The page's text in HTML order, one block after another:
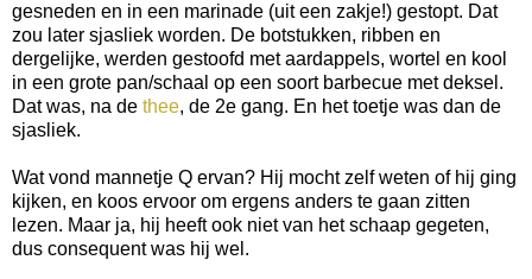
gesneden en in een marinade (uit een zakje!) gestopt. Dat
zou later sjasliek worden. De botstukken, ribben en
dergelijke, werden gestoofd met aardappels, wortel en kool
in een grote pan/schaal op een soort barbecue met deksel.
Dat was, na de thee, de 2e gang. En het toetje was dan de
sjasliek.
Wat vond mannetje Q ervan? Hij mocht zelf weten of hij ging
kijken, en koos ervoor om ergens anders te gaan zitten
lezen. Maar ja, hij heeft ook niet van het schaap gegeten,
dus consequent was hij wel.